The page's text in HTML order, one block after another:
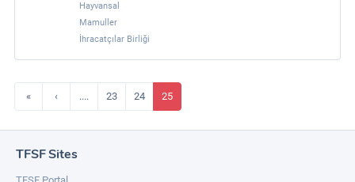
Hayvansal
Mamuller
İhracatçılar Birliği
« ‹ .... 23 24 25
TFSF Sites